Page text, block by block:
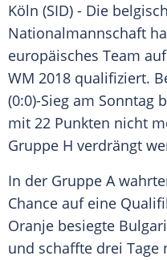
Köln (SID) - Die
Nationalmannschaft
europäisches Team
WM 2018 qualifiziert.
(0:0)-Sieg am Sonntag
mit 22 Punkten nicht
Gruppe H verdrängt
In der Gruppe A
Chance auf eine
Oranje besiegte
und schaffte drei Tage